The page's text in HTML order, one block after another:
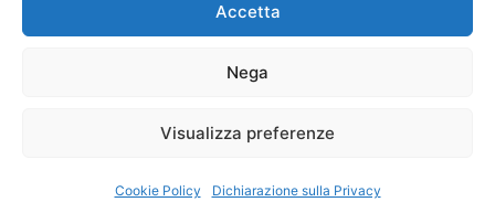
Accetta
Nega
Visualizza preferenze
Cookie Policy Dichiarazione sulla Privacy
P.IVA: 06334930820
Mercurio Comunicazione Società Cooperativa a r.l. è
iscritta al Registro degli Operatori di Comunicazione al
Sito gestito daLa Digitale srl–info@ladigitale.it